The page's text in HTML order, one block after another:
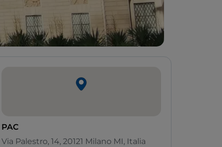
PAC
Via Palestro, 14, 20121 Milano MI, Italia